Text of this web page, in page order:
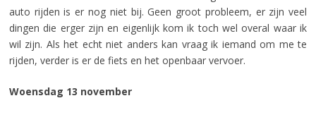
auto rijden is er nog niet bij. Geen groot probleem, er zijn veel
dingen die erger zijn en eigenlijk kom ik toch wel overal waar ik
wil zijn. Als het echt niet anders kan vraag ik iemand om me te
rijden, verder is er de fiets en het openbaar vervoer.
Woensdag 13 november